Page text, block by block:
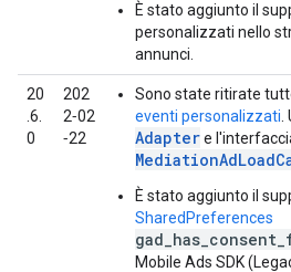
È stato aggiunto il
personalizzati nello
annunci.
20
.6.
0
202
2‑02
‑22
Sono state ritirate
eventi personalizzati
Adaptere
È stato aggiunto il
SharedPreferences
Mobile Ads SDK